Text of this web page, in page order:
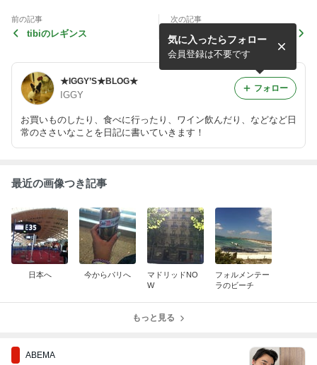
前の記事
tibiのレギンス
次の記事
デラクワのファー
★IGGY’S★BLOG★
IGGY
お買いものしたり、食べに行ったり、ワイン飲んだり、などなど日
常のささいなことを日記に書いていきます！
気に入ったらフォロー
会員登録は不要です
フォロー
最近の画像つき記事
日本へ 今からパリへ
マドリッドNO
W
フォルメンテー
ラのビーチ
もっと見る
ABEMA